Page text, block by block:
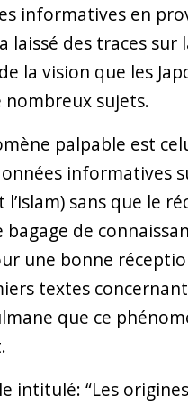
informatives en
laissé des traces sur
la vision que les
sujets.
palpable est
informatives
l’islam) sans que le
de
une bonne
textes
que ce
intitulé: “Les